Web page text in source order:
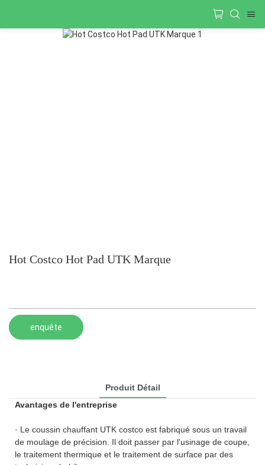
Hot Costco Hot Pad UTK Marque
enquête
Produit Détail
Avantages de l'entreprise
· Le coussin chauffant UTK costco est fabriqué sous un travail
de moulage de précision. Il doit passer par l'usinage de coupe,
le traitement thermique et le traitement de surface par des